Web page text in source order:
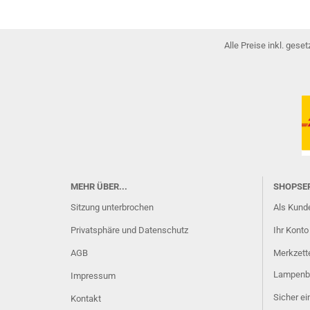
Alle Preise inkl.
MEHR ÜBER...
Sitzung unterbrochen
Privatsphäre und Datenschutz
AGB
Impressum
Kontakt
Als
Ihr Konto
Sicher